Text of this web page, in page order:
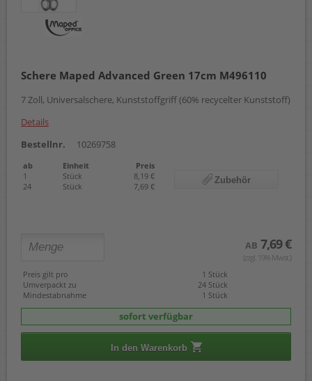
Schere Maped Advanced Green 17cm M496110
7 Zoll, Universalschere, Kunststoffgriff (60% recycelter Kunststoff)
Details
Bestellnr.
10269758
ab Einheit
Preis
1
Stück
8,19 €
24
Stück 7,69 €
Zubehör
AB 7,69 €
(zzgl. 19% Mwst.)
Preis gilt pro
1 Stück
Umverpackt zu
24 Stück
Mindestabnahme
1 Stück
sofort verfügbar
In den Warenkorb